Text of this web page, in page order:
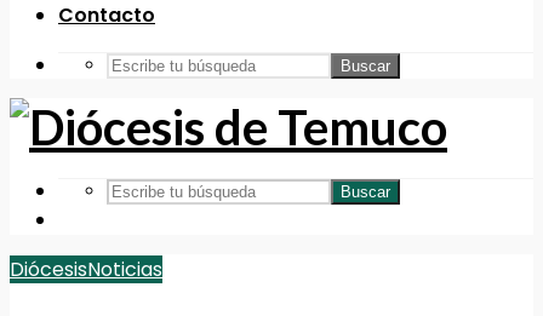
Contacto
Buscar
Buscar
DiócesisNoticias